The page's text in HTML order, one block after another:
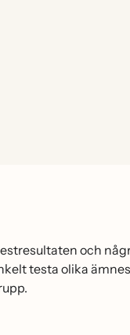
och
testa olika